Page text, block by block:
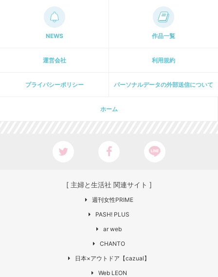
NEWS 作品一覧
運営会社 利用規約
プライパシーポリシー パーソナルデータの外部送信について
ホーム
[ 主婦と生活社 関連サイト ]
週刊女性PRIME
PASH! PLUS
ar web
CHANTO
日本×アウトドア【cazual】
Web LEON